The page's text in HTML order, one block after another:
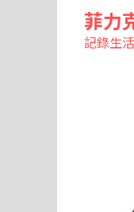
菲力
記錄生